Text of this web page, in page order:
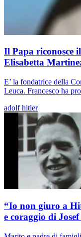
Il Papa riconosce
Elisabetta
E’ la fondatrice della
Leuca. Francesco ha
adolf hitler
“Io non giuro a
e coraggio di